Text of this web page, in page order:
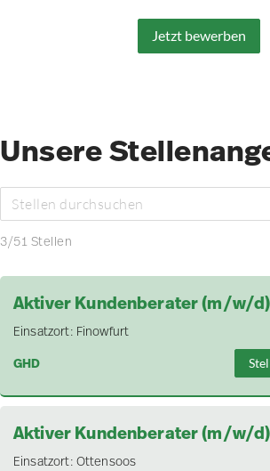
Jetzt bewerben
Unsere
3/51 Stellen
Aktiver Kundenberater (m/w/
Einsatzort: Finowfurt
GHD
Aktiver Kundenberater (m/w/
Einsatzort: Ottensoos